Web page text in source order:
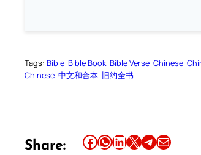
Tags: Bible Bible Book Bible Verse Chinese
Chinese 中文和合本 旧约全书
Share: Share this article on Facebook Share this article on WhatsApp Share this article on LinkedIn Share this article on X Share this article on TelegramEmail this Article